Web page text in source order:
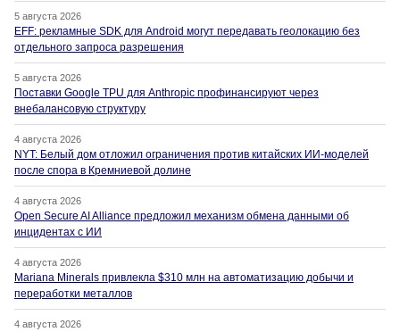
5 августа 2026
EFF: рекламные SDK для Android могут передавать геолокацию без
отдельного запроса разрешения
5 августа 2026
Поставки Google TPU для Anthropic профинансируют через
внебалансовую структуру
4 августа 2026
NYT: Белый дом отложил ограничения против китайских ИИ-моделей
после спора в Кремниевой долине
4 августа 2026
Open Secure AI Alliance предложил механизм обмена данными об
инцидентах с ИИ
4 августа 2026
Mariana Minerals привлекла $310 млн на автоматизацию добычи и
переработки металлов
4 августа 2026